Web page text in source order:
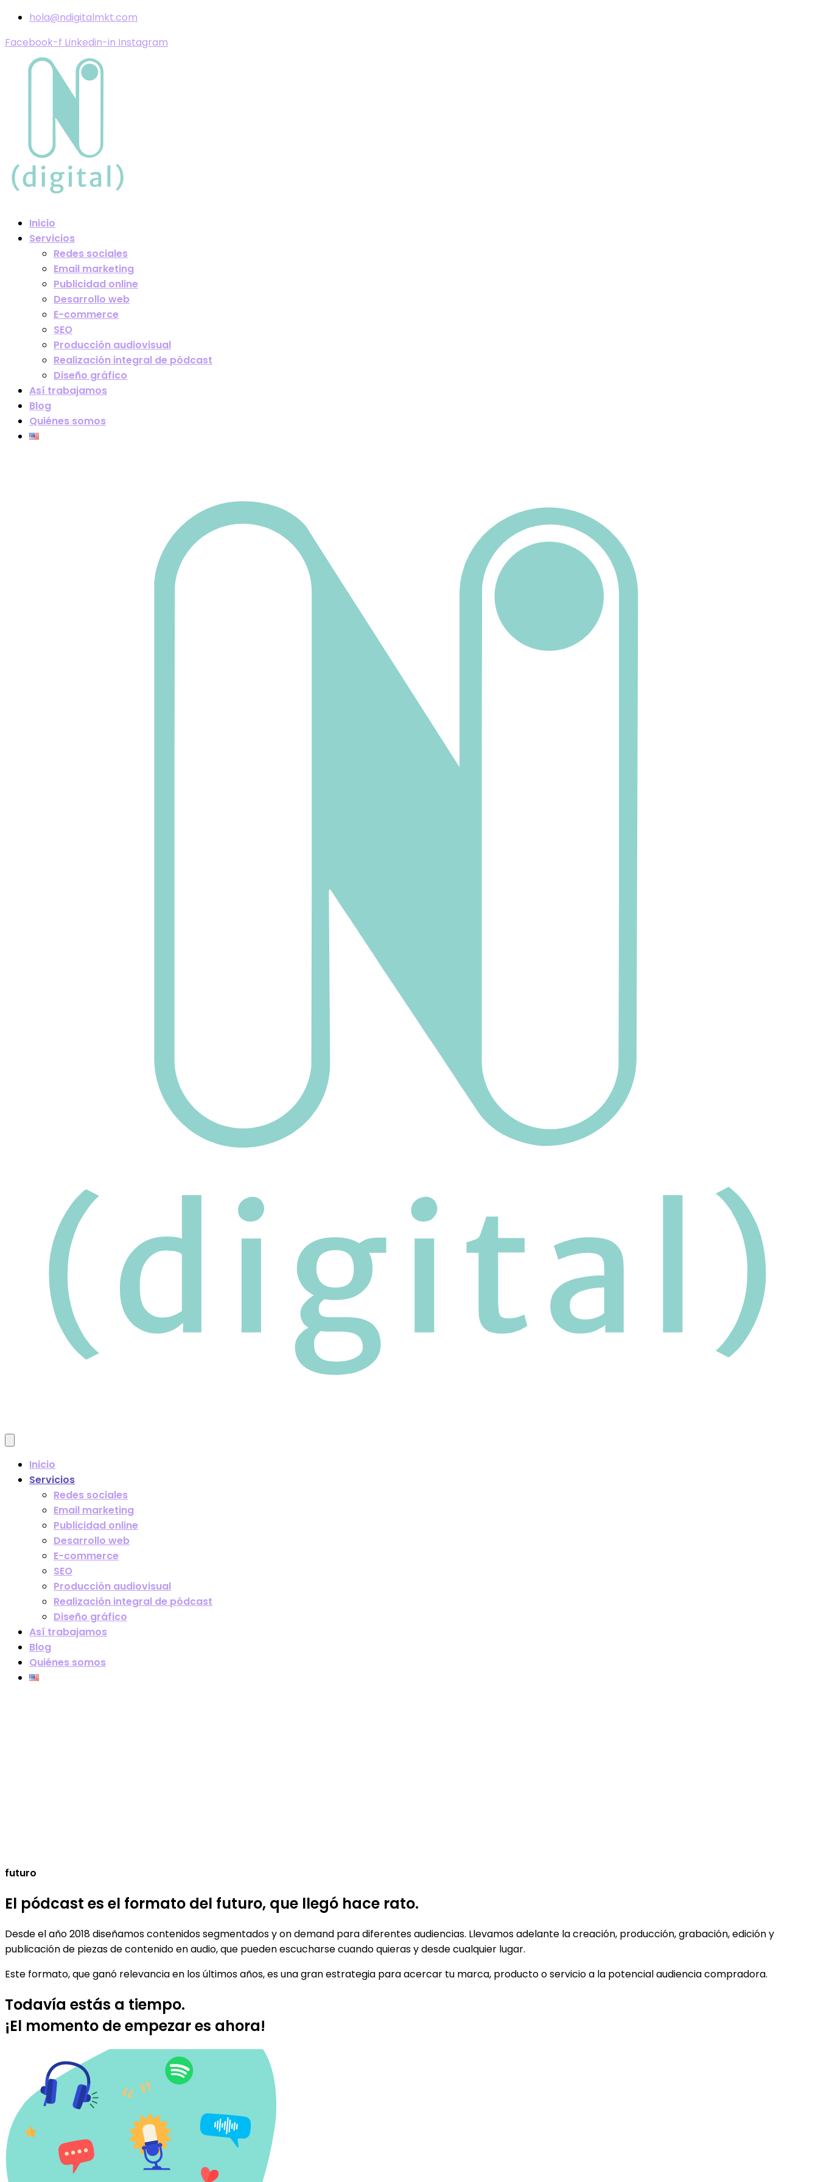
hola@ndigitalmkt.com
Facebook-f Linkedin-in Instagram
Inicio
Servicios
Redes sociales
Email marketing
Publicidad online
Desarrollo web
E-commerce
SEO
Producción audiovisual
Realización integral de pódcast
Diseño gráfico
Así trabajamos
Blog
Quiénes somos
Inicio
Servicios
Redes sociales
Email marketing
Publicidad online
Desarrollo web
E-commerce
SEO
Producción audiovisual
Realización integral de pódcast
Diseño gráfico
Así trabajamos
Blog
Quiénes somos
futuro
El pódcast es el formato del futuro, que llegó hace rato.
Desde el año 2018 diseñamos contenidos segmentados y on demand para diferentes audiencias. Llevamos adelante la creación, producción, grabación, edición y
publicación de piezas de contenido en audio, que pueden escucharse cuando quieras y desde cualquier lugar.
Este formato, que ganó relevancia en los últimos años, es una gran estrategia para acercar tu marca, producto o servicio a la potencial audiencia compradora.
Todavía estás a tiempo.
¡El momento de empezar es ahora!